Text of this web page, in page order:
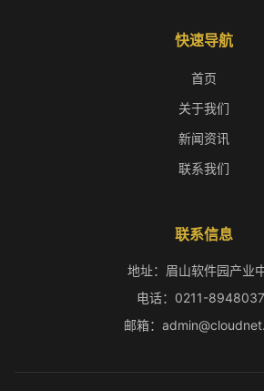
快速导航
首页
关于我们
新闻资讯
联系我们
联系信息
地址：眉山软件园产业
电话：0211-
邮箱：